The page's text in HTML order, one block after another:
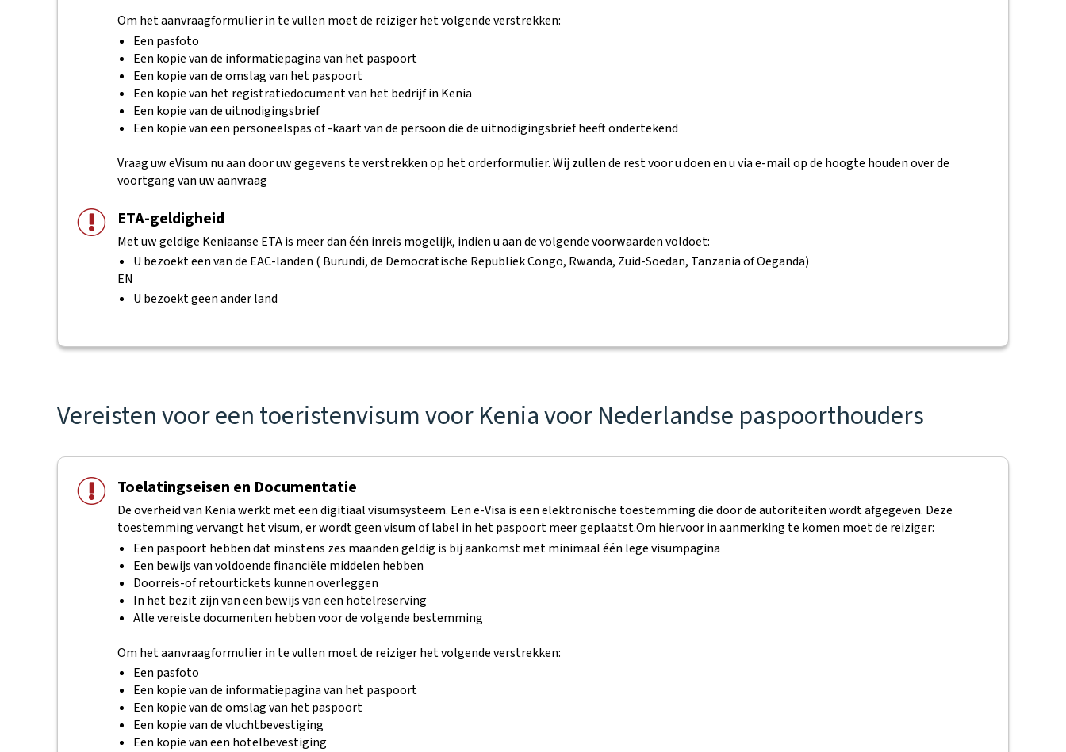
Om het aanvraagformulier in te vullen moet de reiziger het volgende verstrekken:
Een pasfoto
Een kopie van de informatiepagina van het paspoort
Een kopie van de omslag van het paspoort
Een kopie van het registratiedocument van het bedrijf in Kenia
Een kopie van de uitnodigingsbrief
Een kopie van een personeelspas of -kaart van de persoon die de uitnodigingsbrief heeft ondertekend
Vraag uw eVisum nu aan door uw gegevens te verstrekken op het orderformulier. Wij zullen de rest voor u doen en u via e-mail op de hoogte houden over de
voortgang van uw aanvraag
ETA-geldigheid
Met uw geldige Keniaanse ETA is meer dan één inreis mogelijk, indien u aan de volgende voorwaarden voldoet:
U bezoekt een van de EAC-landen ( Burundi, de Democratische Republiek Congo, Rwanda, Zuid-Soedan, Tanzania of Oeganda)
EN
U bezoekt geen ander land
Vereisten voor een toeristenvisum voor Kenia voor Nederlandse paspoorthouders
Toelatingseisen en Documentatie
De overheid van Kenia werkt met een digitiaal visumsysteem. Een e-Visa is een elektronische toestemming die door de autoriteiten wordt afgegeven. Deze
toestemming vervangt het visum, er wordt geen visum of label in het paspoort meer geplaatst.Om hiervoor in aanmerking te komen moet de reiziger:
Een paspoort hebben dat minstens zes maanden geldig is bij aankomst met minimaal één lege visumpagina
Een bewijs van voldoende financiële middelen hebben
Doorreis-of retourtickets kunnen overleggen
In het bezit zijn van een bewijs van een hotelreserving
Alle vereiste documenten hebben voor de volgende bestemming
Om het aanvraagformulier in te vullen moet de reiziger het volgende verstrekken:
Een pasfoto
Een kopie van de informatiepagina van het paspoort
Een kopie van de omslag van het paspoort
Een kopie van de vluchtbevestiging
Een kopie van een hotelbevestiging